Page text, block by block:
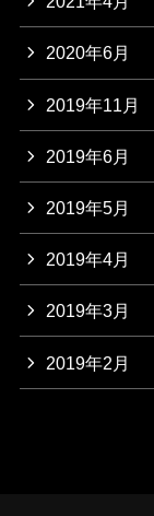
2020年6月
2019年11月
2019年6月
2019年5月
2019年4月
2019年3月
2019年2月